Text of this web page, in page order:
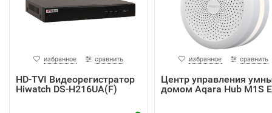
избранное сравнить
HD-TVI Видеорегистратор
Hiwatch DS-H216UA(F)
избранное сравнить
Центр управления
домом Aqara Hub M1S